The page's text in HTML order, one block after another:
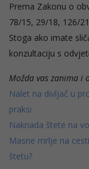
Prema Zakonu o
78/15, 29/18, 126/
Stoga ako imate
konzultaciju s
Možda vas zanima i
Nalet na divljač u
praksi
Naknada štete na
Masne mrlje na
štetu?